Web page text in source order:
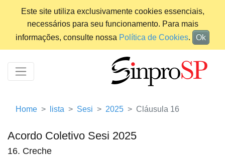
Este site utiliza exclusivamente cookies essenciais,
necessários para seu funcionamento. Para mais
informações, consulte nossa Política de Cookies. Ok
Home lista Sesi 2025 Cláusula 16
Acordo Coletivo Sesi 2025
16. Creche